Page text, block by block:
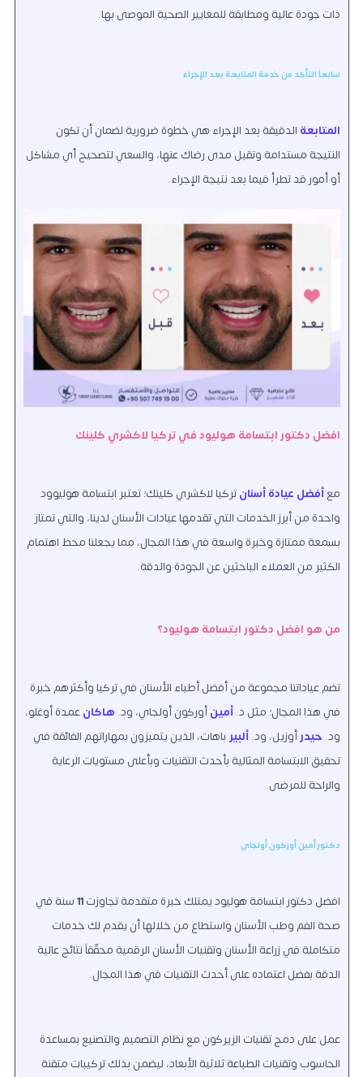
ذات جودة عالية ومطابقة للمعايير الصحية الموصى بها.
سابعاً التأكد من خدمة المتابعة بعد الإجراء
المتابعة الدقيقة بعد الإجراء هي خطوة ضرورية لضمان أن تكون
النتيجة مستدامة وتقبل مدى رضاك عنها، والسعي لتصحيح أي مشاكل
أو أمور قد تطرأ فيما بعد نتيجة الإجراء.
افضل دكتور ابتسامة هوليود في تركيا لاكشري كلينك
معأفضل عيادة أسنانتركيا لاكشري كلينك؛ تعتبر ابتسامة هوليوود
واحدة من أبرز الخدمات التي تقدمها عيادات الأسنان لدينا، والتي تمتاز
بسمعة ممتازة وخبرة واسعة في هذا المجال، مما يجعلنا محط اهتمام
الكثير من العملاء الباحثين عن الجودة والدقة.
من هو افضل دكتور ابتسامة هوليود؟
تضم عياداتنا مجموعة من أفضل أطباء الأسنان في تركيا وأكثرهم خبرة
في هذا المجال؛ مثل د.أمينأوركون أولجاي، ود. هاكانعمدة أوغلو،
ود. حيدرأوزيل، ود.ألبير باهات، الذين يتميزون بمهاراتهم الفائقة في
تحقيق الابتسامة المثالية بأحدث التقنيات وبأعلى مستويات الرعاية
والراحة للمرضى.
دكتور أمين أوركون أولجاي
افضل دكتور ابتسامة هوليود يمتلك خبرة متقدمة تجاوزت11سنة في
صحة الفم وطب الأسنان واستطاع من خلالها أن يقدم لك خدمات
متكاملة في زراعة الأسنان وتقنيات الأسنان الرقمية محقّقاً نتائج عالية
الدقة بفضل اعتماده على أحدث التقنيات في هذا المجال.
عمل على دمج تقنيات الزيركون مع نظام التصميم والتصنيع بمساعدة
الحاسوب وتقنيات الطباعة ثلاثية الأبعاد، ليضمن بذلك تركيبات متقنة